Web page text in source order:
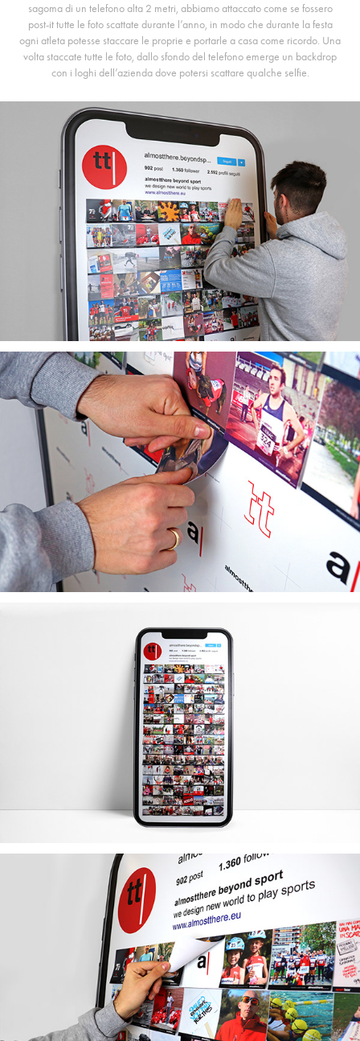
sagoma di un telefono alta 2 metri, abbiamo attaccato come se fossero
post-it tutte le foto scattate durante l’anno, in modo che durante la festa
ogni atleta potesse staccare le proprie e portarle a casa come ricordo. Una
volta staccate tutte le foto, dallo sfondo del telefono emerge un backdrop
con i loghi dell’azienda dove potersi scattare qualche selfie.